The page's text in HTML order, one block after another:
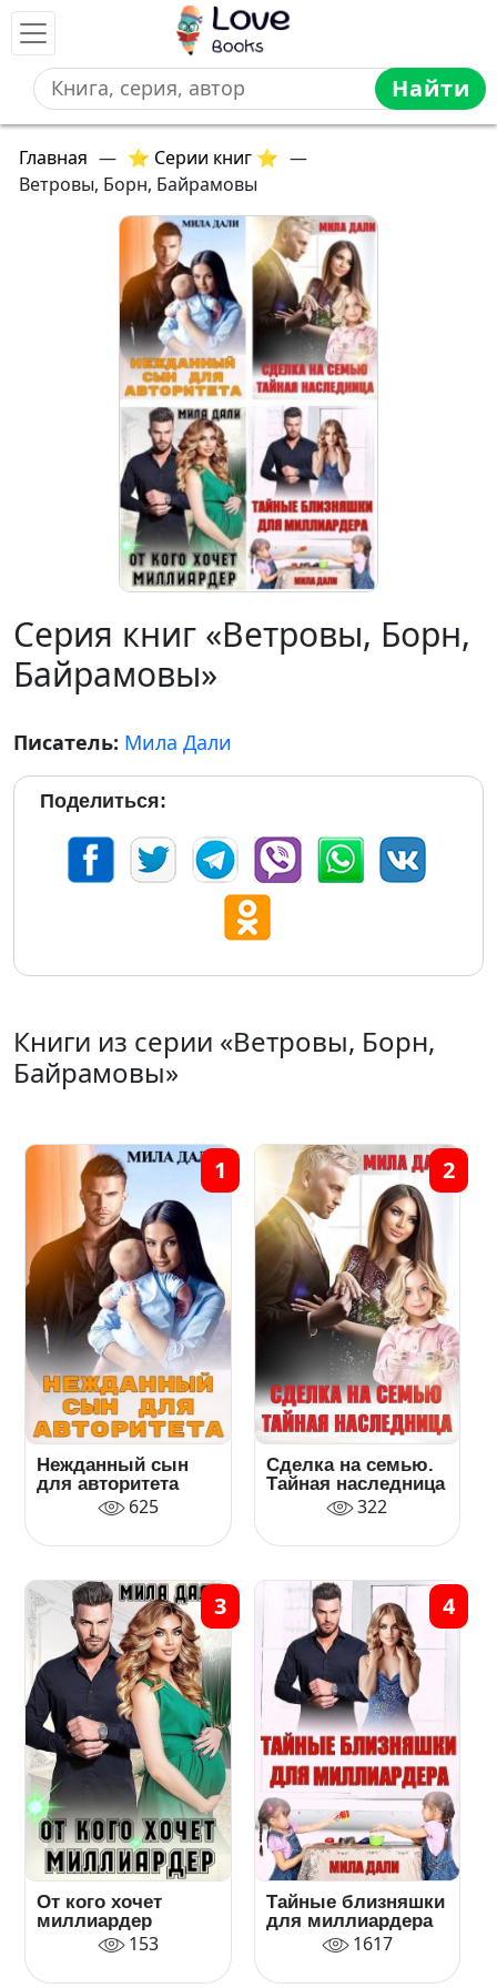
Найти
Главная — ⭐ Серии книг ⭐ —
Ветровы, Борн, Байрамовы
Серия книг «Ветровы, Борн,
Байрамовы»
Писатель: Мила Дали
Поделиться:
Книги из серии «Ветровы, Борн,
Байрамовы»
Нежданный сын
для авторитета
625
1
Сделка на семью.
Тайная наследница
322
2
От кого хочет
миллиардер
153
3
Тайные близняшки
для миллиардера
1617
4